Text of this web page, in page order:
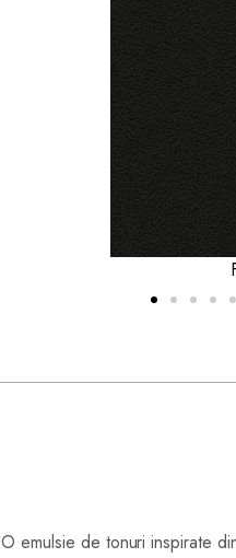
O emulsie de tonuri inspirate